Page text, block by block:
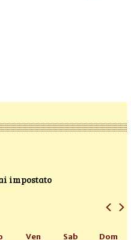
impostato
Ven Sab Dom